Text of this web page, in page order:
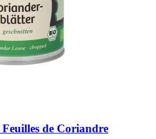
Feuilles de Coriandre